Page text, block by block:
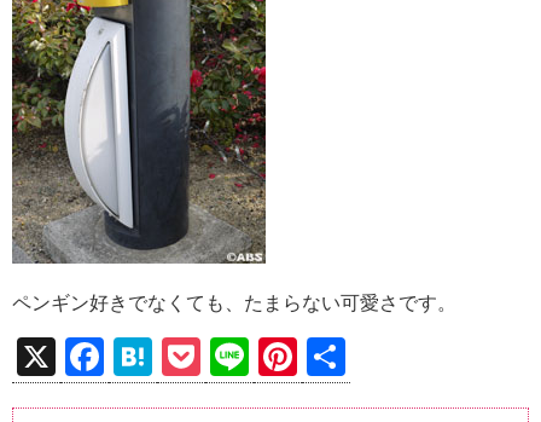
ペンギン好きでなくても、たまらない可愛さです。
X
F
a
H
at
P
o
Li
n
Pi
nt 有